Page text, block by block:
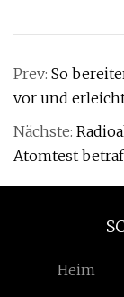
Prev: So
vor und
Nächste:
Atomtest
Heim